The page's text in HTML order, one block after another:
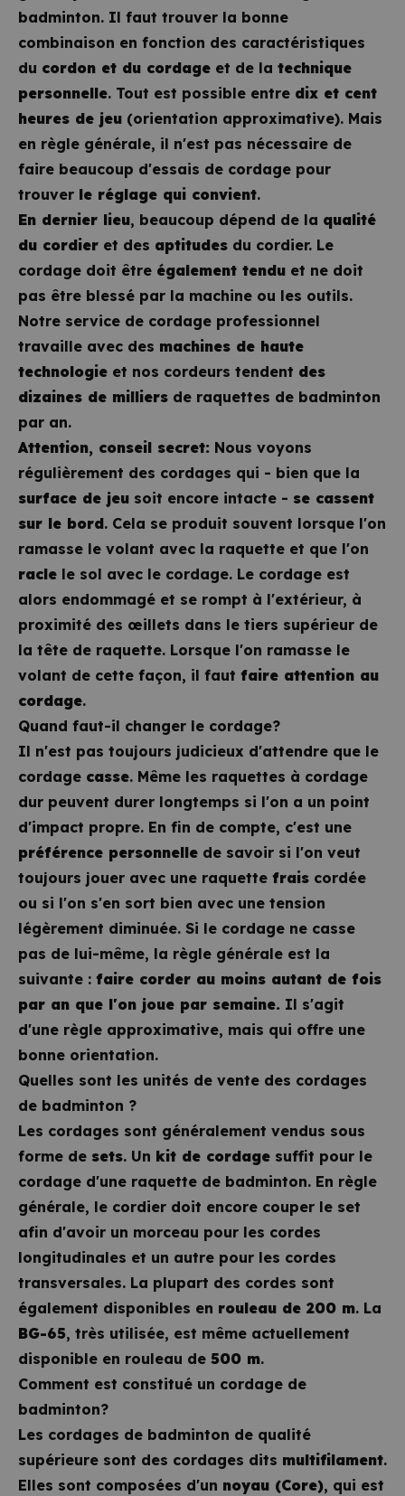
badminton. Il faut trouver la bonne
combinaison en fonction des caractéristiques
du cordon et du cordage et de la technique
personnelle. Tout est possible entre dix et cent
heures de jeu (orientation approximative). Mais
en règle générale, il n'est pas nécessaire de
faire beaucoup d'essais de cordage pour
trouver le réglage qui convient.
En dernier lieu, beaucoup dépend de la qualité
du cordier et des aptitudes du cordier. Le
cordage doit être également tendu et ne doit
pas être blessé par la machine ou les outils.
Notre service de cordage professionnel
travaille avec des machines de haute
technologie et nos cordeurs tendent des
dizaines de milliers de raquettes de badminton
par an.
Attention, conseil secret: Nous voyons
régulièrement des cordages qui - bien que la
surface de jeu soit encore intacte - se cassent
sur le bord. Cela se produit souvent lorsque l'on
ramasse le volant avec la raquette et que l'on
racle le sol avec le cordage. Le cordage est
alors endommagé et se rompt à l'extérieur, à
proximité des œillets dans le tiers supérieur de
la tête de raquette. Lorsque l'on ramasse le
volant de cette façon, il faut faire attention au
cordage.
Quand faut-il changer le cordage?
Il n'est pas toujours judicieux d'attendre que le
cordage casse. Même les raquettes à cordage
dur peuvent durer longtemps si l'on a un point
d'impact propre. En fin de compte, c'est une
préférence personnelle de savoir si l'on veut
toujours jouer avec une raquette frais cordée
ou si l'on s'en sort bien avec une tension
légèrement diminuée. Si le cordage ne casse
pas de lui-même, la règle générale est la
suivante : faire corder au moins autant de fois
par an que l'on joue par semaine. Il s'agit
d'une règle approximative, mais qui offre une
bonne orientation.
Quelles sont les unités de vente des cordages
de badminton ?
Les cordages sont généralement vendus sous
forme de sets. Un kit de cordage suffit pour le
cordage d'une raquette de badminton. En règle
générale, le cordier doit encore couper le set
afin d'avoir un morceau pour les cordes
longitudinales et un autre pour les cordes
transversales. La plupart des cordes sont
également disponibles en rouleau de 200 m. La
BG-65, très utilisée, est même actuellement
disponible en rouleau de 500 m.
Comment est constitué un cordage de
badminton?
Les cordages de badminton de qualité
supérieure sont des cordages dits multifilament.
Elles sont composées d'un noyau (Core), qui est